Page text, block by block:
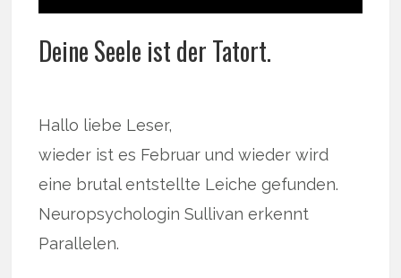
Deine Seele ist der Tatort.
Hallo liebe Leser,
wieder ist es Februar und wieder wird
eine brutal entstellte Leiche gefunden.
Neuropsychologin Sullivan erkennt
Parallelen.